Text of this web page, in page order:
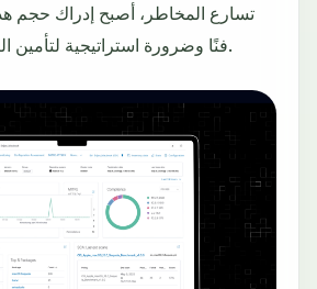
تسارع المخاطر، أصبح إدراك حجم
فنًا وضرورة استراتيجية لتأمين البنى التحتية الرقمية.